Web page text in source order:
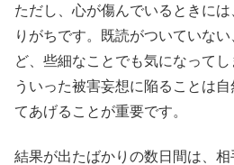
ただし、心が傷んでいるときに
りがちです。既読がついていな
ど、些細なことでも気になって
ういった被害妄想に陥ることは
てあげることが重要です。
結果が出たばかりの数日間は、